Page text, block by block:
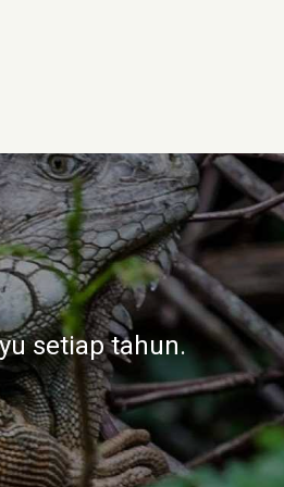
setiap tahun.
dengan sekitar 1
kayu dari hutan
karena pensil sering